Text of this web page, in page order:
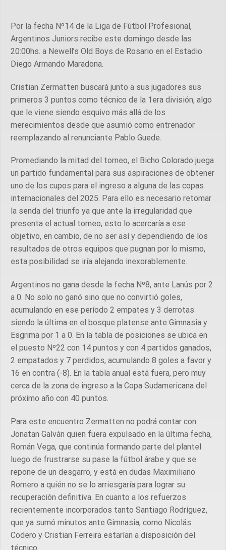
Por la fecha Nº14 de la Liga de Fútbol Profesional,
Argentinos Juniors recibe este domingo desde las
20:00hs. a Newell’s Old Boys de Rosario en el Estadio
Diego Armando Maradona.
Cristian Zermatten buscará junto a sus jugadores sus
primeros 3 puntos como técnico de la 1era división, algo
que le viene siendo esquivo más allá de los
merecimientos desde que asumió como entrenador
reemplazando al renunciante Pablo Guede.
Promediando la mitad del torneo, el Bicho Colorado juega
un partido fundamental para sus aspiraciones de obtener
uno de los cupos para el ingreso a alguna de las copas
internacionales del 2025. Para ello es necesario retomar
la senda del triunfo ya que ante la irregularidad que
presenta el actual torneo, esto lo acercaría a ese
objetivo, en cambio, de no ser así y dependiendo de los
resultados de otros equipos que pugnan por lo mismo,
esta posibilidad se iría alejando inexorablemente.
Argentinos no gana desde la fecha Nº8, ante Lanús por 2
a 0. No solo no ganó sino que no convirtió goles,
acumulando en ese período 2 empates y 3 derrotas
siendo la última en el bosque platense ante Gimnasia y
Esgrima por 1 a 0. En la tabla de posiciones se ubica en
el puesto Nº22 con 14 puntos y con 4 partidos ganados,
2 empatados y 7 perdidos, acumulando 8 goles a favor y
16 en contra (-8). En la tabla anual está fuera, pero muy
cerca de la zona de ingreso a la Copa Sudamericana del
próximo año con 40 puntos.
Para este encuentro Zermatten no podrá contar con
Jonatan Galván quien fuera expulsado en la última fecha,
Román Vega, que continúa formando parte del plantel
luego de frustrarse su pase la fútbol árabe y que se
repone de un desgarro, y está en dudas Maximiliano
Romero a quién no se lo arriesgaría para lograr su
recuperación definitiva. En cuanto a los refuerzos
recientemente incorporados tanto Santiago Rodríguez,
que ya sumó minutos ante Gimnasia, como Nicolás
Codero y Cristian Ferreira estarían a disposición del
técnico.